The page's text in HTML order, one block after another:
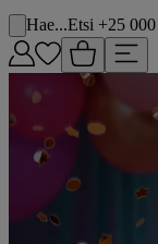
Hae...Etsi +25